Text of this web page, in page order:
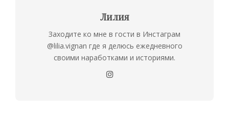
Лилия
Заходите ко мне в гости в Инстаграм
@lilia.vignan где я делюсь ежедневного
своими наработками и историями.